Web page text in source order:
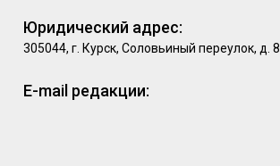
Юридический адрес:
305044, г. Курск, Соловьиный переулок, д. 8
E-mail редакции: